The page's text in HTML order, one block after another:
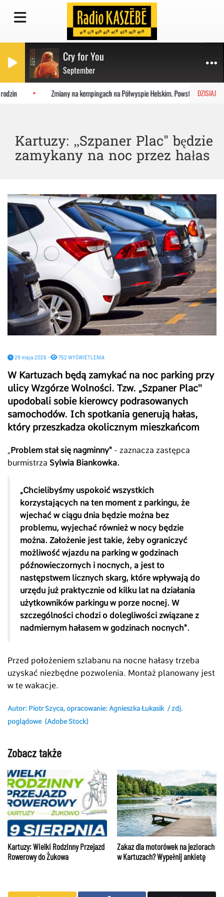
Cry for You
September
DZISIAJ
Zmiany na kempingach na Półwyspie Helskim. Powstaje
Kartuzy: „Szpaner Plac" będzie
zamykany na noc przez hałas
29 maja 2026 - 752 WYŚWIETLENIA
W Kartuzach będą zamykać na noc parking przy
ulicy Wzgórze Wolności. Tzw. „Szpaner Plac''
upodobali sobie kierowcy podrasowanych
samochodów. Ich spotkania generują hałas,
który przeszkadza okolicznym mieszkańcom
„ Problem stał się nagminny" - zaznacza zastępca
burmistrza Sylwia Biankowka.
„Chcielibyśmy uspokoić wszystkich
korzystających na ten moment z parkingu, że
wjechać w ciągu dnia będzie można bez
problemu, wyjechać również w nocy będzie
można. Założenie jest takie, żeby ograniczyć
możliwość wjazdu na parking w godzinach
późnowieczornych i nocnych, a jest to
następstwem licznych skarg, które wpływają do
urzędu już praktycznie od kilku lat na działania
użytkowników parkingu w porze nocnej. W
szczególności chodzi o dolegliwości związane z
nadmiernym hałasem w godzinach nocnych".
Przed położeniem szlabanu na nocne hałasy trzeba
uzyskać niezbędne pozwolenia. Montaż planowany jest
w te wakacje.
Autor: Piotr Szyca, opracowanie: Agnieszka Łukasik / zdj.
poglądowe (Adobe Stock)
Zobacz także
Kartuzy: Wielki Rodzinny Przejazd
Rowerowy do Żukowa
Zakaz dla motorówek na jeziorach
w Kartuzach? Wypełnij ankietę